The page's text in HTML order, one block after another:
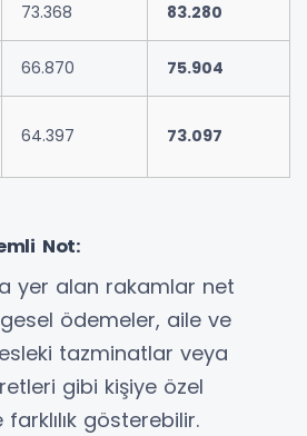
73.368 83.280
66.870 75.904
64.397 73.097
Not:
yer alan rakamlar net
ödemeler, aile ve
tazminatlar veya
gibi kişiye özel
gösterebilir.